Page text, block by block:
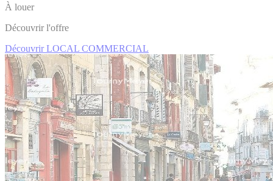
À louer
Découvrir l'offre
Découvrir LOCAL COMMERCIAL